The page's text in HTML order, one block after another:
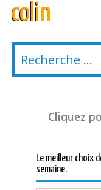
colin
Cliquez
Le meilleur choix
semaine.